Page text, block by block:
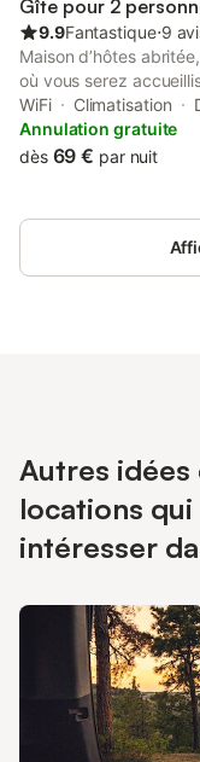
Gîte pour 2
9.9Fantastique⋅9
Maison d’hôtes
où vous serez
famille italienne qui a
l’ancre. Nous avons
deuxième vie aux
communs et une
en plein centre ville de
WiFi Climatisation
Annulation gratuite
dès 69 € par nuit
Autres idées
locations
intéresser